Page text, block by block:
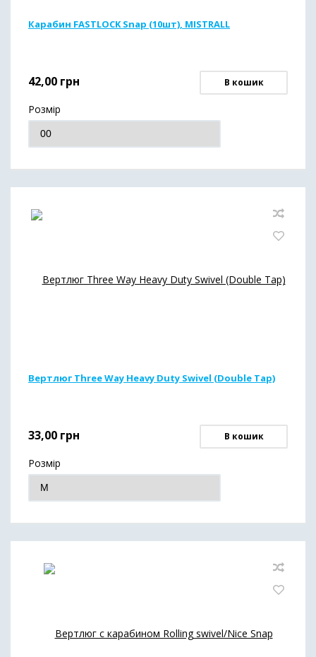
Карабин FASTLOCK Snap (10шт), MISTRALL
42,00 грн В кошик
Розмір
Вертлюг Three Way Heavy Duty Swivel (Double Tap)
33,00 грн В кошик
Розмір